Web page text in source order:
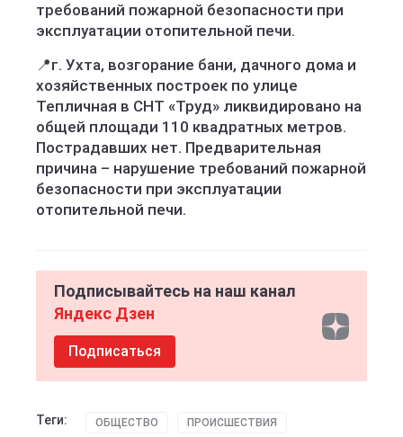
требований пожарной безопасности при
эксплуатации отопительной печи.
📍г. Ухта, возгорание бани, дачного дома и
хозяйственных построек по улице
Тепличная в СНТ «Труд» ликвидировано на
общей площади 110 квадратных метров.
Пострадавших нет. Предварительная
причина – нарушение требований пожарной
безопасности при эксплуатации
отопительной печи.
Подписывайтесь на наш канал
Яндекс Дзен
Подписаться
Теги: ОБЩЕСТВО ПРОИСШЕСТВИЯ